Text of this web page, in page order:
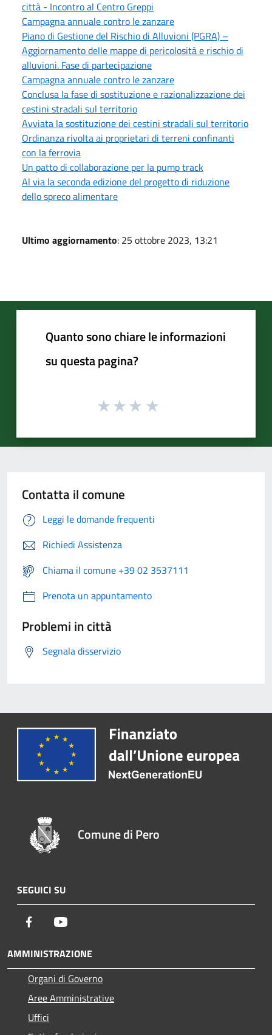
città - Incontro al Centro Greppi
Campagna annuale contro le zanzare
Piano di Gestione del Rischio di Alluvioni (PGRA) –
Aggiornamento delle mappe di pericolosità e rischio di
alluvioni. Fase di partecipazione
Campagna annuale contro le zanzare
Conclusa la fase di sostituzione e razionalizzazione dei
cestini stradali sul territorio
Avviata la sostituzione dei cestini stradali sul territorio
Ordinanza rivolta ai proprietari di terreni confinanti
con la ferrovia
Un patto di collaborazione per la pump track
Al via la seconda edizione del progetto di riduzione
dello spreco alimentare
Ultimo aggiornamento: 25 ottobre 2023, 13:21
Quanto sono chiare le informazioni
su questa pagina?
Contatta il comune
Leggi le domande frequenti
Richiedi Assistenza
Chiama il comune +39 02 3537111
Prenota un appuntamento
Problemi in città
Segnala disservizio
Comune di Pero
SEGUICI SU
Facebook
AMMINISTRAZIONE
Organi di Governo
Aree Amministrative
Uffici